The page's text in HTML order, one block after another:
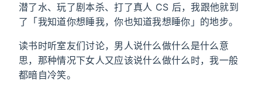
潜了水、玩了剧本杀、打了真人 CS 后，我跟他就到
了「我知道你想睡我，你也知道我想睡你」的地步。
读书时听室友们讨论，男人说什么做什么是什么意
思，那种情况下女人又应该说什么做什么时，我一般
都暗自冷笑。